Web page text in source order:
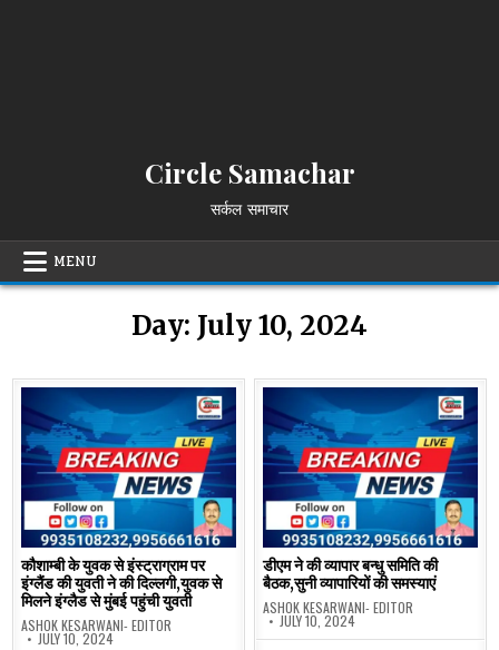
Circle Samachar
सर्कल समाचार
MENU
Day: July 10, 2024
कौशाम्बी के युवक से इंस्ट्राग्राम पर
इंग्लैंड की युवती ने की दिल्लगी,युवक से
मिलने इंग्लैड से मुंबई पहुंची युवती
ASHOK KESARWANI- EDITOR
JULY 10, 2024
डीएम ने की व्यापार बन्धु समिति की
बैठक,सुनी व्यापारियों की समस्याएं
ASHOK KESARWANI- EDITOR
JULY 10, 2024